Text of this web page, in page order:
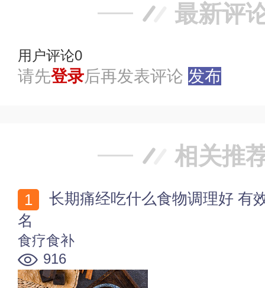
最新评
用户评论0
请先登录后再发表评论 发布
相关推
名
食疗食补
916